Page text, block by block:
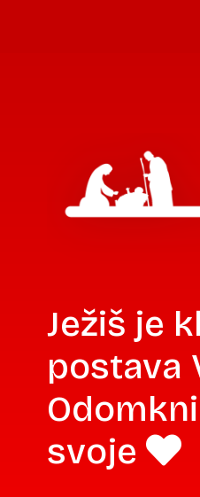
Ježiš je
postava
svoje